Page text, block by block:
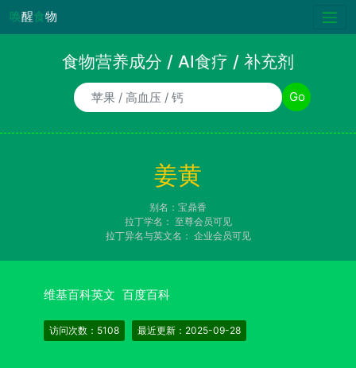
唤醒食物
食物营养成分 / AI食疗 / 补充剂
食物/AI食疗诉求/补充剂名称 Go
姜黄
别名：宝鼎香
拉丁学名： 至尊会员可见
拉丁异名与英文名： 企业会员可见
维基百科英文 百度百科
访问次数：5108 最近更新：2025-09-28